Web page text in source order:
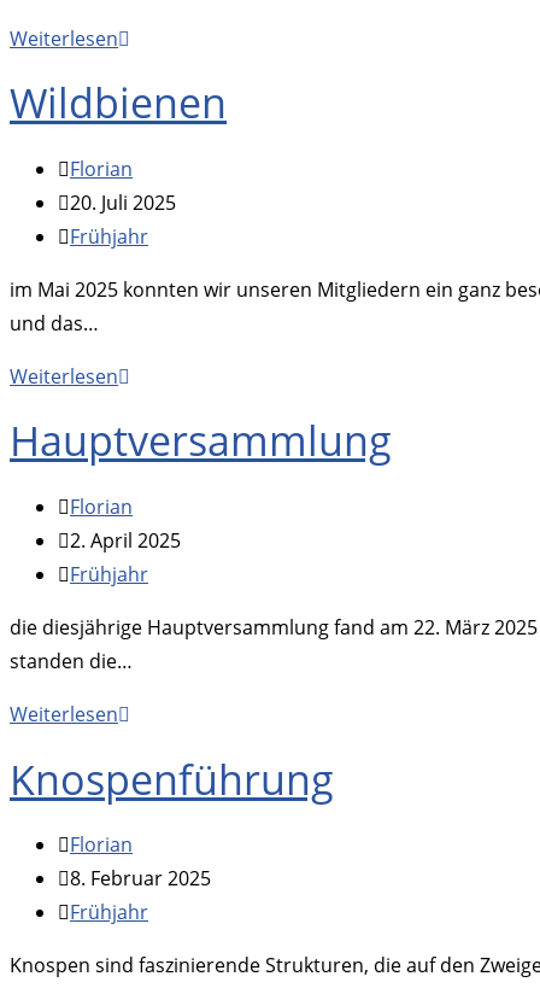
WeiterlesenSommerfest
Wildbienen
Beitrags-
Autor:
Florian
Beitrag
veröffentlicht:
20. Juli 2025
Beitrags-
Frühjahr
im Mai 2025 konnten wir unseren Mitgliedern ein ganz
und das…
WeiterlesenWildbienen
Hauptversammlung
Beitrags-
Autor:
Florian
Beitrag
veröffentlicht:
2. April 2025
Beitrags-
Frühjahr
die diesjährige Hauptversammlung fand am 22. März
standen die…
WeiterlesenHauptversammlung
Knospenführung
Beitrags-
Autor:
Florian
Beitrag
veröffentlicht:
8. Februar 2025
Beitrags-
Frühjahr
Knospen sind faszinierende Strukturen, die auf den